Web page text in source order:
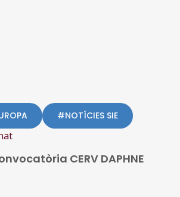
#NOTÍCIES SIE
CERV DAPHNE